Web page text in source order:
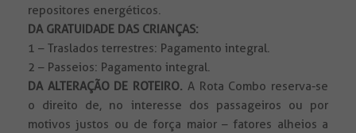
repositores energéticos.
DA GRATUIDADE DAS CRIANÇAS:
1 – Traslados terrestres: Pagamento integral.
2 – Passeios: Pagamento integral.
DA ALTERAÇÃO DE ROTEIRO. A Rota Combo reserva-se
o direito de, no interesse dos passageiros ou por
motivos justos ou de força maior – fatores alheios a